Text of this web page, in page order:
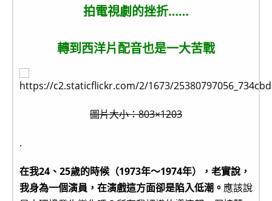
拍電視劇的挫折……
轉到西洋片配音也是一大苦戰
圖片大小：803×1203
.
在我24、25歲的時候（1973年～1974年），老實說，
我身為一個演員，在演戲這方面卻是陷入低潮。 應該說